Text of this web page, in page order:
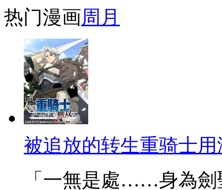
热门漫画周 月
被追放的转生重骑士
「一無是處……身為劍